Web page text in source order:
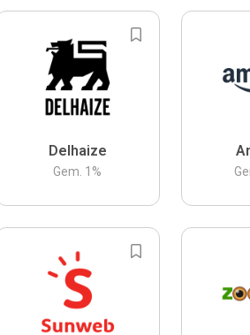
Delhaize
Gem. 1 %